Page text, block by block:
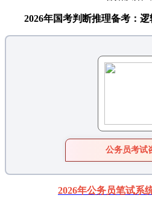
2026年国考判断推理备考：
公务员考试
2026年公务员笔试系